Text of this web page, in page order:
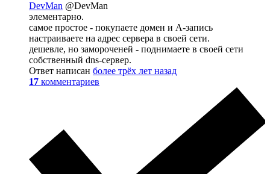
DevMan @DevMan
элементарно.
самое простое - покупаете домен и А-запись
настраиваете на адрес сервера в своей сети.
дешевле, но замороченей - поднимаете в своей сети
собственный dns-сервер.
Ответ написан более трёх лет назад
17 комментариев